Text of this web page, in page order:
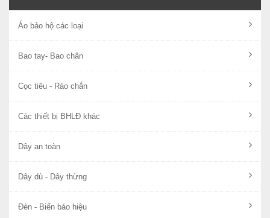
Áo bảo hộ các loại
Bao tay- Bao chân
Cọc tiêu - Rào chắn
Các thiết bị BHLĐ khác
Dây an toàn
Dây dù - Dây thừng
Đèn - Biển báo hiệu